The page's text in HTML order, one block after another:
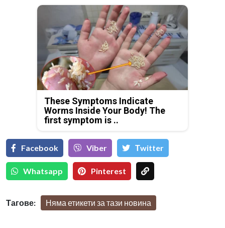
These Symptoms Indicate
Worms Inside Your Body! The
first symptom is ..
Facebook Viber Тwitter
Whatsapp Pinterest
Тагове: Няма етикети за тази новина